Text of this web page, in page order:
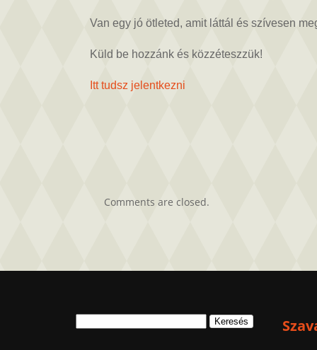
jó
bejegyzéshez
Van egy jó ötleted, amit láttál és szívesen
Küld be hozzánk és közzéteszzük!
Itt tudsz jelentkezni
Comments are closed.